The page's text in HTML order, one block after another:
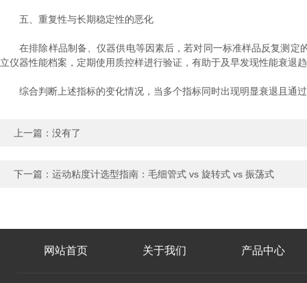
五、重复性与长期稳定性的恶化
在排除样品制备、仪器供电等因素后，若对同一标准样品反复测定
立仪器性能档案，定期使用质控样进行验证，有助于及早发现性能衰退
综合判断上述指标的变化情况，当多个指标同时出现明显衰退且通
上一篇：没有了
下一篇： 运动粘度计选型指南：毛细管式 vs 旋转式 vs 振荡式
网站首页 关于我们 产品中心